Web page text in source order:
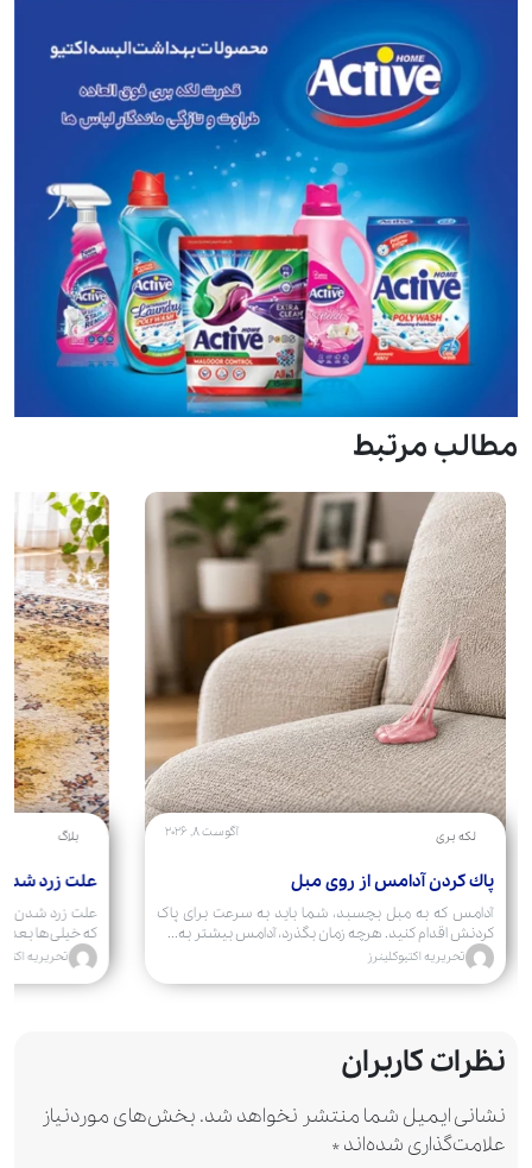
مطالب مرتبط
لکه بری آگوست 8, 2026
پاك كردن آدامس از روی مبل
آدامس که به مبل بچسبد، شما باید به سرعت برای پاک
کردنش اقدام کنید. هرچه زمان بگذرد، آدامس بیشتر به...
تحریریه اکتیوکلینرز
بلاگ
علت زرد
علت زرد شدن
که خیلی‌ها بعد
تحریریه
نظرات کاربران
نشانی ایمیل شما منتشر نخواهد شد. بخش‌های موردنیاز
علامت‌گذاری شده‌اند*